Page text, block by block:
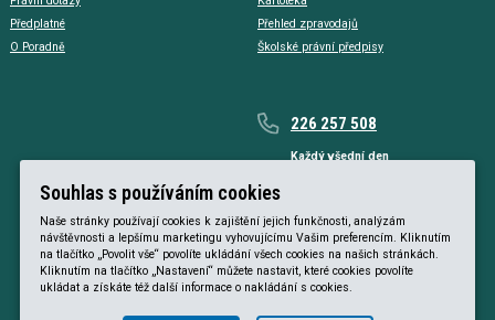
Předplatné
O Poradně
Přehled zpravodajů
Školské právní předpisy
226 257 508
Každý všední den
Souhlas s používáním cookies
Naše stránky používají cookies k zajištění jejich funkčnosti, analýzám
návštěvnosti a lepšímu marketingu vyhovujícímu Vašim preferencím. Kliknutím
na tlačítko „Povolit vše“ povolíte ukládání všech cookies na našich stránkách.
Kliknutím na tlačítko „Nastavení“ můžete nastavit, které cookies povolíte
ukládat a získáte též další informace o nakládání s cookies.